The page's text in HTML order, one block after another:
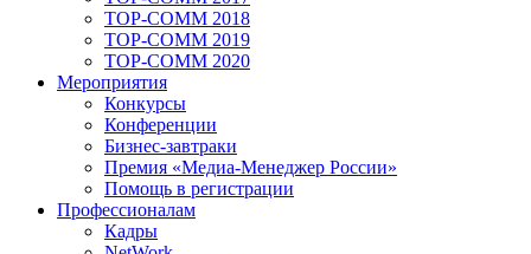
TOP-COMM 2018
TOP-COMM 2019
TOP-COMM 2020
Мероприятия
Конкурсы
Конференции
Бизнес-завтраки
Премия «Медиа-Менеджер России»
Помощь в регистрации
Профессионалам
Кадры